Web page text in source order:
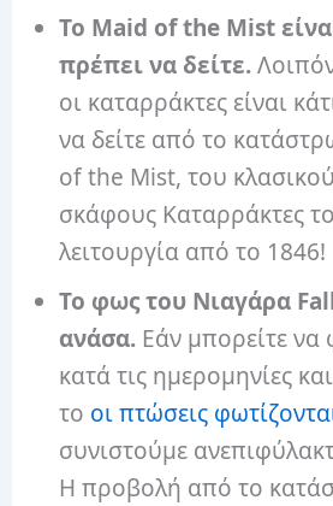
Το Maid of the Mist
πρέπει να δείτε.
οι καταρράκτες είναι
να δείτε από το
of the Mist, του
σκάφους Καταρράκτες
λειτουργία από το 1846!
Το φως του Νιαγάρα
ανάσα. Εάν μπορείτε να
κατά τις ημερομηνίες
το οι πτώσεις
συνιστούμε
Η προβολή από το